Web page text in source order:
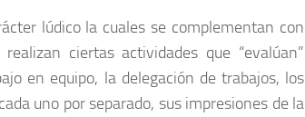
lúdico la cuales se complementan con
ciertas actividades que “evalúan”
en equipo, la delegación de trabajos, los
uno por separado, sus impresiones de la